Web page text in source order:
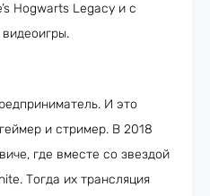
Hogwarts Legacy и с
И это
и стример. В 2018
где вместе со звездой
Тогда их трансляция